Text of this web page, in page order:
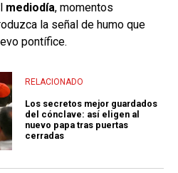
mediodía, momentos
la señal de humo que
pontífice.
RELACIONADO
Los secretos mejor guardados
del cónclave: así eligen al
nuevo papa tras puertas
cerradas